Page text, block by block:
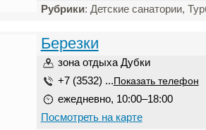
Рубрики: Детские санатории,
Березки
зона отдыха Дубки
+7 (3532) ... Показать телефон
ежедневно, 10:00–18:00
Посмотреть на карте